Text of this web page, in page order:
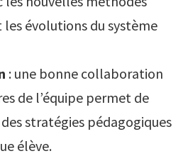
évolutions du système
: une bonne collaboration
de l’équipe permet de
stratégies pédagogiques
élève.